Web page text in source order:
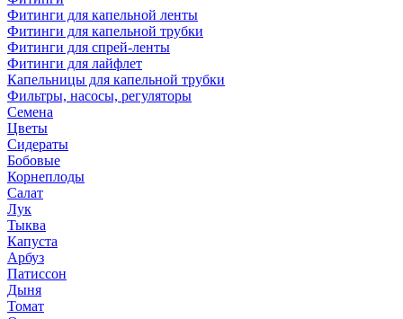
Фитинги для капельной ленты
Фитинги для капельной трубки
Фитинги для спрей-ленты
Фитинги для лайфлет
Капельницы для капельной трубки
Фильтры, насосы, регуляторы
Семена
Цветы
Сидераты
Бобовые
Корнеплоды
Салат
Лук
Тыква
Капуста
Арбуз
Патиссон
Дыня
Томат